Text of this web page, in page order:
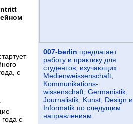
с
с
007-berlin предлагает
работу и практику для
студентов, изучающих
Medienweissenschaft,
Kommunikations-
wissenschaft, Germanistik,
Journalistik, Kunst, Design и
Informatik по следущим
направлениям: